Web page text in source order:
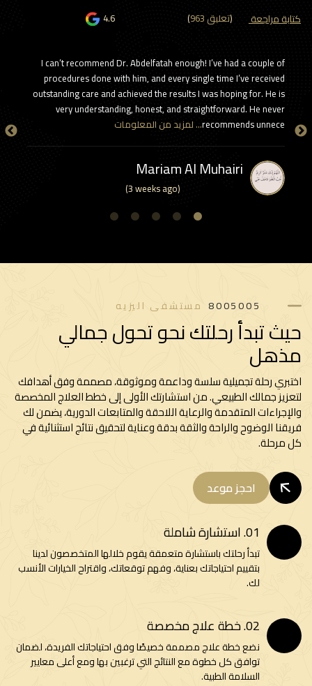
( 963 تعليق ) مراجعة
I can’t recommend Dr. Abdelfatah enough! I’ve had a couple of
procedures done with him, and every single time I’ve received
outstanding care and achieved the results I was hoping for. He is
very understanding, honest, and straightforward. He never
recommends unnece… لمزيد من المعلومات
Mariam Al Muhairi
(3 weeks ago)
a one-
2
3
4
5
مستشفى اليزيه
تبدأ رحلتك نحو تحول جمالي
رحلة تجميلية سلسة وداعمة وموثوقة، مصممة وفق أهدافك
جمالك الطبيعي. من استشارتك الأولى إلى خطط العلاج المخصصة
المتقدمة والرعاية اللاحقة والمتابعات الدورية، يضمن لك
الوضوح والراحة والثقة بدقة وعناية لتحقيق نتائج استثنائية في
احجز موعد
01. استشارة شاملة
تبدأ رحلتك باستشارة متعمقة يقوم خلالها المتخصصون لدينا
بتقييم احتياجاتك بعناية، وفهم توقعاتك، واقتراح الخيارات الأنسب
02. خطة علاج مخصصة
نضع خطة علاج مصممة خصيصًا وفق احتياجاتك الفريدة، لضمان
توافق كل خطوة مع النتائج التي ترغبين بها ومع أعلى معايير
السلامة الطبية.